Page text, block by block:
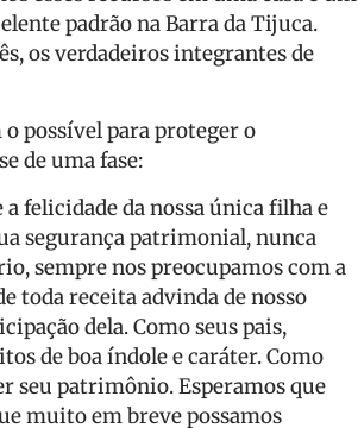
padrão na Barra da Tijuca.
os verdadeiros integrantes de
possível para proteger o
de uma fase:
felicidade da nossa única filha e
segurança patrimonial, nunca
sempre nos preocupamos com a
toda receita advinda de nosso
dela. Como seus pais,
de boa índole e caráter. Como
seu patrimônio. Esperamos que
muito em breve possamos